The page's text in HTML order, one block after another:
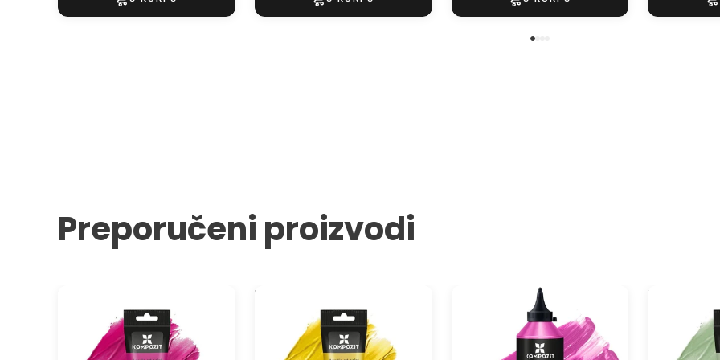
Preporučeni proizvodi
Kompozit 75 ml
Metalik akrilna boja ACRIL PRO
ART Kompozit 75 ml
STANDART Kompozit akrilna
Pastelna
ART